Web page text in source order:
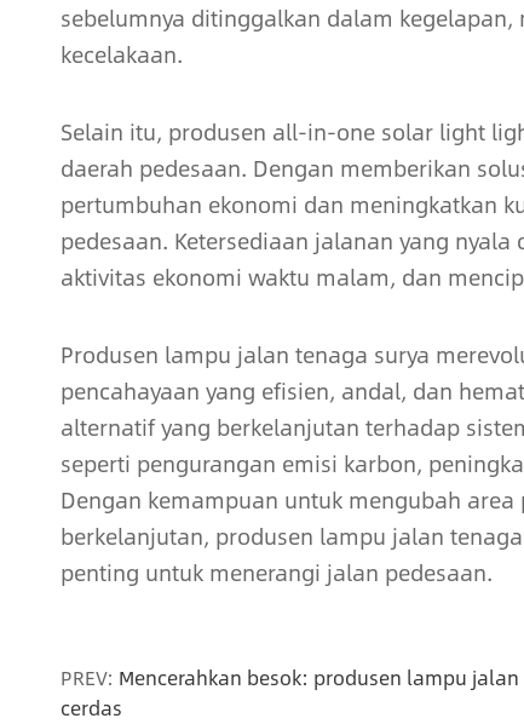
sebelumnya ditinggalkan dalam
kecelakaan.
Selain itu, produsen all-in-one solar light
daerah pedesaan. Dengan memberikan
pertumbuhan ekonomi dan meningkatkan
pedesaan. Ketersediaan jalanan yang
aktivitas ekonomi waktu malam, dan
Produsen lampu jalan tenaga surya
pencahayaan yang efisien, andal, dan
alternatif yang berkelanjutan terhadap
seperti pengurangan emisi karbon,
Dengan kemampuan untuk mengubah
berkelanjutan, produsen lampu jalan
penting untuk menerangi jalan pedesaan.
PREV: Mencerahkan besok: produsen lampu
cerdas